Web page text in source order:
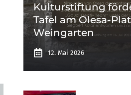
Kulturstiftung
Tafel am Olesa-
Weingarten
12. Mai 2026